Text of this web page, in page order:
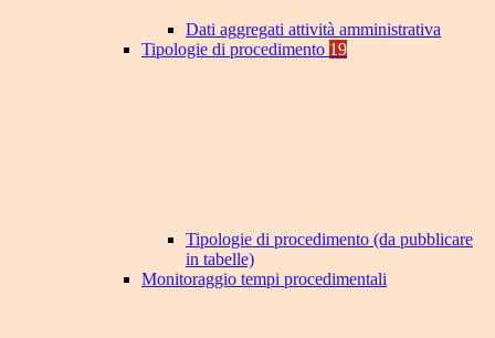
Dati aggregati attività amministrativa
Tipologie di procedimento 19
Tipologie di procedimento (da pubblicare
in tabelle)
Monitoraggio tempi procedimentali